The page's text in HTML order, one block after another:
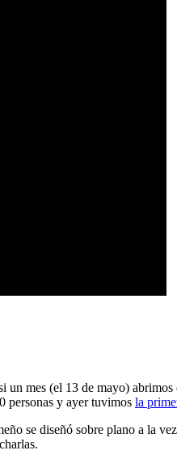
un mes (el 13 de mayo) abrimos
personas y ayer tuvimos la
se diseñó sobre plano a la